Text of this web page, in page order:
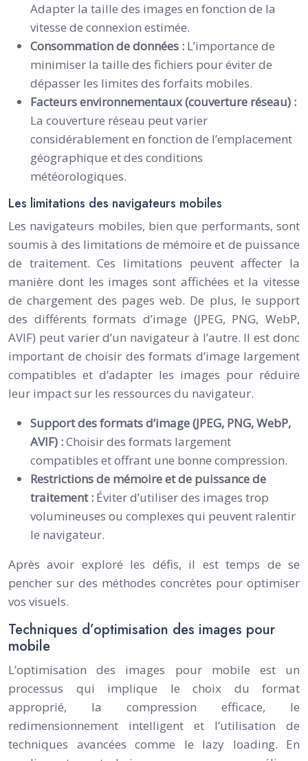
Adapter la taille des images en fonction de la
vitesse de connexion estimée.
Consommation de données : L’importance de
minimiser la taille des fichiers pour éviter de
dépasser les limites des forfaits mobiles.
Facteurs environnementaux (couverture réseau) :
La couverture réseau peut varier
considérablement en fonction de l’emplacement
géographique et des conditions
météorologiques.
Les limitations des navigateurs mobiles
Les navigateurs mobiles, bien que performants, sont
soumis à des limitations de mémoire et de puissance
de traitement. Ces limitations peuvent affecter la
manière dont les images sont affichées et la vitesse
de chargement des pages web. De plus, le support
des différents formats d’image (JPEG, PNG, WebP,
AVIF) peut varier d’un navigateur à l’autre. Il est donc
important de choisir des formats d’image largement
compatibles et d’adapter les images pour réduire
leur impact sur les ressources du navigateur.
Support des formats d’image (JPEG, PNG, WebP,
AVIF) :Choisir des formats largement
compatibles et offrant une bonne compression.
Restrictions de mémoire et de puissance de
traitement : Éviter d’utiliser des images trop
volumineuses ou complexes qui peuvent ralentir
le navigateur.
Après avoir exploré les défis, il est temps de se
pencher sur des méthodes concrètes pour optimiser
vos visuels.
Techniques d’optimisation des images pour
mobile
L’optimisation des images pour mobile est un
processus qui implique le choix du format
approprié, la compression efficace, le
redimensionnement intelligent et l’utilisation de
techniques avancées comme le lazy loading. En